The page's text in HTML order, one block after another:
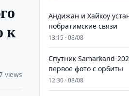
к
views
Андижан и Хайкоу
побратимские связи
13:15 · 08/08
Спутник Samarkand-
первое фото с орбиты
12:30 · 08/08